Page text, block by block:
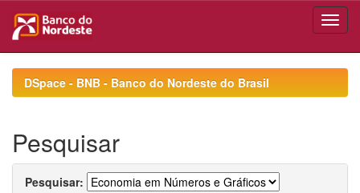
navigationDSpace - BNB - Banco do Nordeste do Brasil
Pesquisar
Pesquisar: